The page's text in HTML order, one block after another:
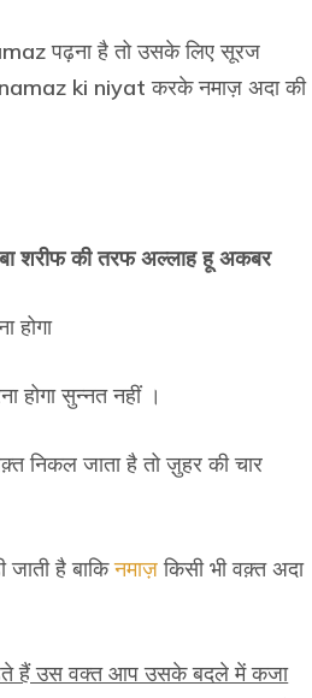
पढ़ना है तो उसके लिए सूरज
ki niyat करके नमाज़ अदा की
शरीफ की तरफ अल्लाह हू अकबर
होगा
होगा सुन्नत नहीं ।
निकल जाता है तो ज़ुहर की चार
है बाकिनमाज़किसी भी वक़्त अदा
हैं उस वक्त आप उसके बदले में कजा